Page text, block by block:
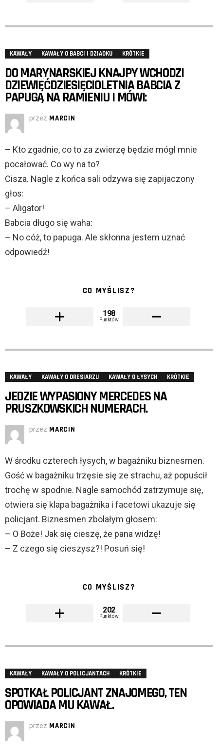
KAWAŁY KAWAŁY O BABCI I DZIADKU KRÓTKIE
DO MARYNARSKIEJ KNAJPY WCHODZI
DZIEWIĘĆDZIESIĘCIOLETNIA BABCIA Z
PAPUGĄ NA RAMIENIU I MÓWI:
przez MARCIN
– Kto zgadnie, co to za zwierzę będzie mógł mnie
pocałować. Co wy na to?
Cisza. Nagle z końca sali odzywa się zapijaczony
głos:
– Aligator!
Babcia długo się waha:
– No cóż, to papuga. Ale skłonna jestem uznać
odpowiedź!
CO MYŚLISZ?
198
Punktów
KAWAŁY KAWAŁY O DRESIARZU KAWAŁY O ŁYSYCH KRÓTKIE
JEDZIE WYPASIONY MERCEDES NA
PRUSZKOWSKICH NUMERACH.
przez MARCIN
W środku czterech łysych, w bagażniku biznesmen.
Gość w bagażniku trzęsie się ze strachu, aż popuścił
trochę w spodnie. Nagle samochód zatrzymuje się,
otwiera się klapa bagażnika i facetowi ukazuje się
policjant. Biznesmen zbolałym głosem:
– O Boże! Jak się cieszę, że pana widzę!
– Z czego się cieszysz?! Posuń się!
CO MYŚLISZ?
202
Punktów
KAWAŁY KAWAŁY O POLICJANTACH KRÓTKIE
SPOTKAŁ POLICJANT ZNAJOMEGO, TEN
OPOWIADA MU KAWAŁ.
przez MARCIN